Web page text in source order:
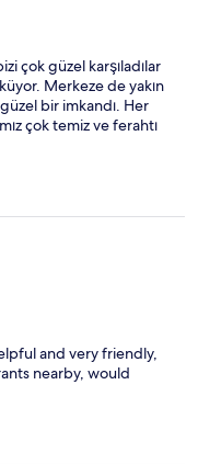
çok güzel karşıladılar
Merkeze de yakın
bir imkandı. Her
çok temiz ve ferahtı
and very friendly,
nearby, would